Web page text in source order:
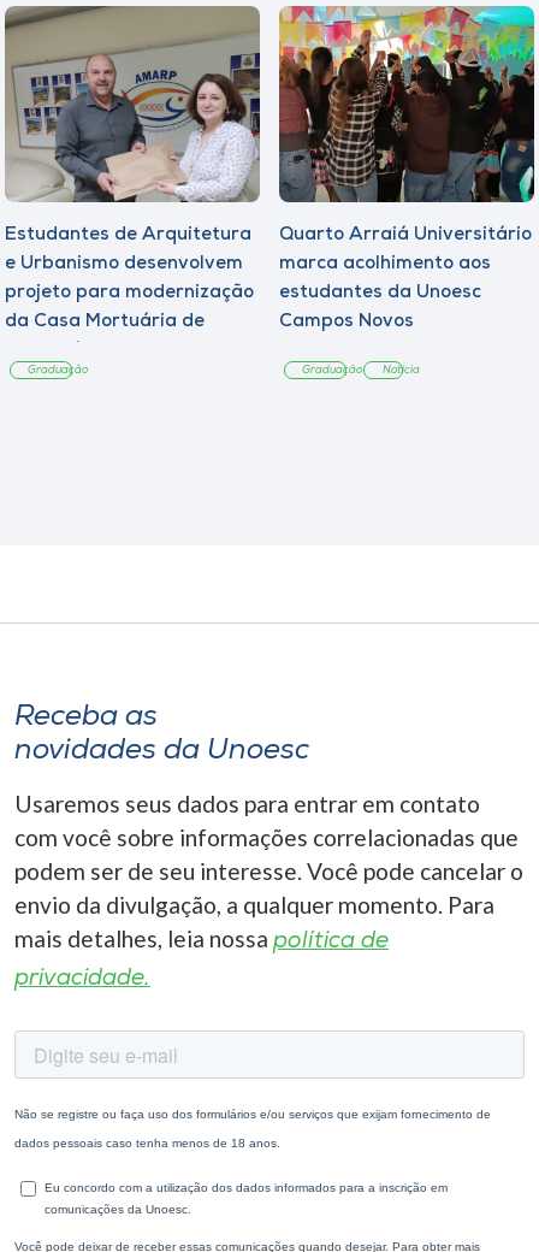
Estudantes de Arquitetura
e Urbanismo desenvolvem
projeto para modernização
da Casa Mortuária de
Graduação
Quarto Arraiá Universitário
marca acolhimento aos
estudantes da Unoesc
Campos Novos
Graduação Notícia
Receba as
novidades da Unoesc
Usaremos seus dados para entrar em contato
com você sobre informações correlacionadas que
podem ser de seu interesse. Você pode cancelar o
envio da divulgação, a qualquer momento. Para
mais detalhes, leia nossa política de
privacidade.